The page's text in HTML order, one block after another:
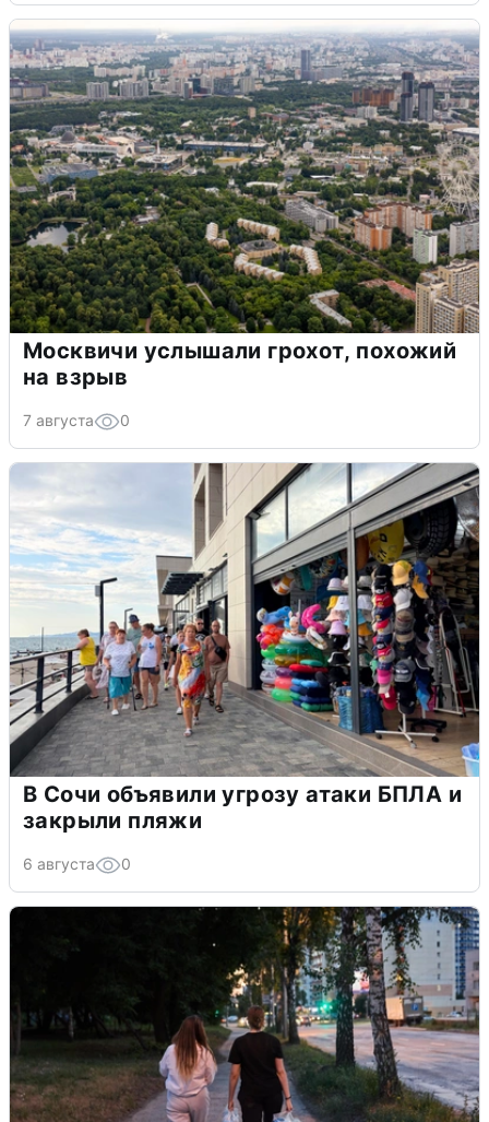
Москвичи услышали грохот, похожий
на взрыв
7 августа 0
В Сочи объявили угрозу атаки БПЛА и
закрыли пляжи
6 августа 0